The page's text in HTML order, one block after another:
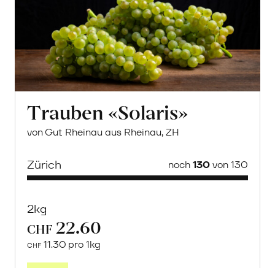
Trauben «Solaris»
von Gut Rheinau aus Rheinau, ZH
Zürich noch130von 130
2kg
CHF 22.60
CHF 11.30 pro 1kg